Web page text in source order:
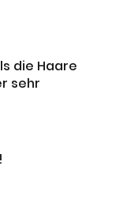
die Haare
sehr